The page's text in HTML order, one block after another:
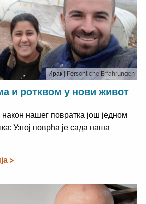
Ирак | Persönliche Erfahrungen
и ротквом у нови живот
нашег повратка још једном
Узгој поврћа је сада наша
>